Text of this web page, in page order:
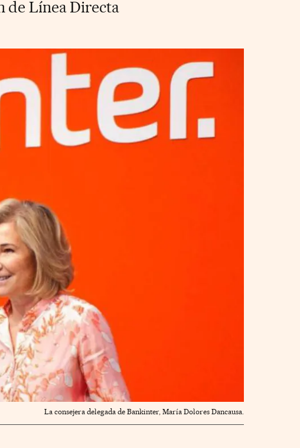
de Línea Directa
La consejera delegada de Bankinter, María Dolores Dancausa.